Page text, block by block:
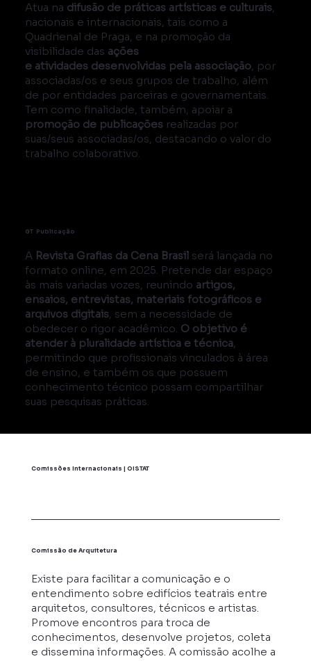
Atua na difusão de práticas artísticas e culturais,
nacionais e internacionais, tais como a
Quadrienal de Praga, e na promoção da
visibilidade das ações
e atividades desenvolvidas pela associação, por
associadas/os e seus grupos de trabalho, além
de por entidades parceiras e governamentais.
Tem como finalidade, também, apoiar a
promoção de publicaçõesrealizadas por
suas/seus associadas/os, destacando o valor do
trabalho colaborativo.
GT Publicação
A Revista Grafias da Cena Brasil será lançada no
formato online, em 2025. Pretende dar espaço
às mais variadas vozes, reunindo artigos,
ensaios, entrevistas, materiais fotográficos e
arquivos digitais, sem a necessidade de
obedecer o rigor acadêmico. O objetivo é
atender à pluralidade artística e técnica,
permitindo que profissionais vinculados à área
de ensino, e também os que possuem
conhecimento técnico possam compartilhar
suas pesquisas práticas.
Comissões Internacionais | OISTAT
Comissão de Arquitetura
Existe para facilitar a comunicação e o
entendimento sobre edifícios teatrais entre
arquitetos, consultores, técnicos e artistas.
Promove encontros para troca de
conhecimentos, desenvolve projetos, coleta
e dissemina informações. A comissão acolhe a